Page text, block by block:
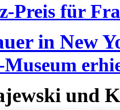
Preis für
in New
Museum
und